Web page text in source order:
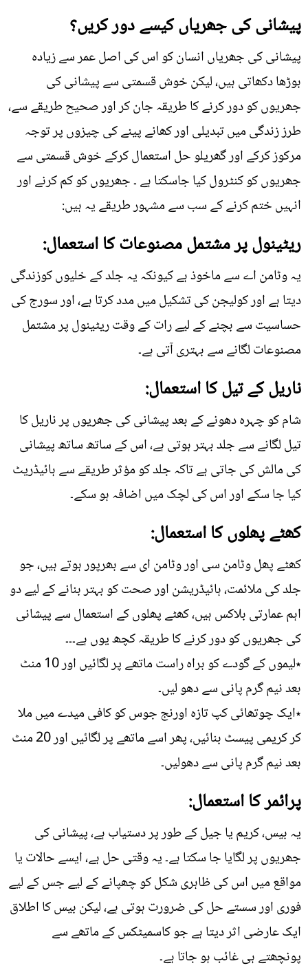
پیشانی کی جھریاں کیسے دور کریں؟
پیشانی کی جھریاں انسان کو اس کی اصل عمر سے زیادہ
بوڑھا دکھاتی ہیں، لیکن خوش قسمتی سے پیشانی کی
جھریوں کو دور کرنے کا طریقہ جان کر اور صحیح طریقے سے،
طرز زندگی میں تبدیلی اور کھانے پینے کی چیزوں پر توجہ
مرکوز کرکے اور گھریلو حل استعمال کرکے خوش قسمتی سے
جھریوں کو کنٹرول کیا جاسکتا ہے ۔ جھریوں کو کم کرنے اور
انہیں ختم کرنے کے سب سے مشہور طریقے یہ ہیں:
ریٹینول پر مشتمل مصنوعات کا استعمال:
یہ وٹامن اے سے ماخوذ ہے کیونکہ یہ جلد کے خلیوں کوزندگی
دیتا ہے اور کولیجن کی تشکیل میں مدد کرتا ہے، اور سورج کی
حساسیت سے بچنے کے لیے رات کے وقت ریٹینول پر مشتمل
مصنوعات لگانے سے بہتری آتی ہے۔
ناریل کے تیل کا استعمال:
شام کو چہرہ دھونے کے بعد پیشانی کی جھریوں پر ناریل کا
تیل لگانے سے جلد بہتر ہوتی ہے، اس کے ساتھ ساتھ پیشانی
کی مالش کی جاتی ہے تاکہ جلد کو مؤثر طریقے سے ہائیڈریٹ
کیا جا سکے اور اس کی لچک میں اضافہ ہو سکے۔
کھٹے پھلوں کا استعمال:
کھٹے پھل وٹامن سی اور وٹامن ای سے بھرپور ہوتے ہیں، جو
جلد کی ملائمت، ہائیڈریشن اور صحت کو بہتر بنانے کے لیے دو
اہم عمارتی بلاکس ہیں، کھٹے پھلوں کے استعمال سے پیشانی
کی جھریوں کو دور کرنے کا طریقہ کچھ یوں ہے۔۔۔
٭لیموں کے گودے کو براہ راست ماتھے پر لگائیں اور 10 منٹ
بعد نیم گرم پانی سے دھو لیں۔
٭ایک چوتھائی کپ تازہ اورنج جوس کو کافی میدے میں ملا
کر کریمی پیسٹ بنائیں، پھر اسے ماتھے پر لگائیں اور 20 منٹ
بعد نیم گرم پانی سے دھولیں۔
پرائمر کا استعمال:
یہ بیس، کریم یا جیل کے طور پر دستیاب ہے، پیشانی کی
جھریوں پر لگایا جا سکتا ہے۔ یہ وقتی حل ہے، ایسے حالات یا
مواقع میں اس کی ظاہری شکل کو چھپانے کے لیے جس کے لیے
فوری اور سستے حل کی ضرورت ہوتی ہے، لیکن بیس کا اطلاق
ایک عارضی اثر دیتا ہے جو کاسمیٹکس کے ماتھے سے
پونچھتے ہی غائب ہو جاتا ہے۔